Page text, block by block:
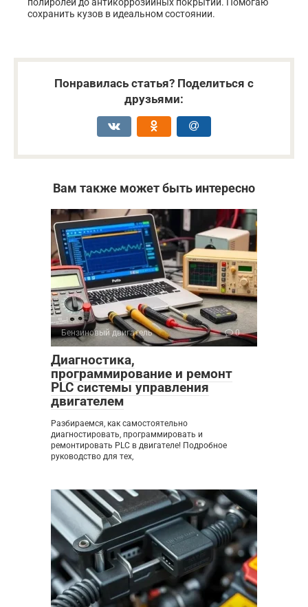
сохранить кузов в идеальном состоянии.
Понравилась статья? Поделиться с
друзьями:
Вам также может быть интересно
Бензиновый двигатель 0
Диагностика,
программирование и ремонт
PLC системы управления
двигателем
Разбираемся, как самостоятельно
диагностировать, программировать и
ремонтировать PLC в двигателе! Подробное
руководство для тех,